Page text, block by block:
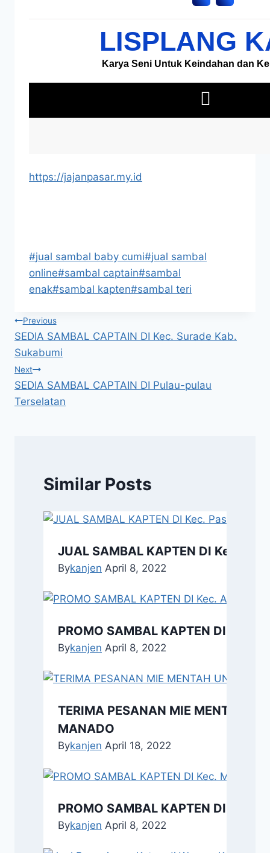
https://jajanpasar.my.id
#jual sambal baby cumi#jual sambal
online#sambal captain#sambal
enak#sambal kapten#sambal teri
Previous
SEDIA SAMBAL CAPTAIN DI Kec. Surade Kab.
Sukabumi
Next
SEDIA SAMBAL CAPTAIN DI Pulau-pulau
Terselatan
Similar Posts
JUAL SAMBAL KAPTEN DI Kec.
Bykanjen April 8, 2022
PROMO SAMBAL KAPTEN DI Kec.
Bykanjen April 8, 2022
TERIMA PESANAN MIE MENTAH
MANADO
Bykanjen April 18, 2022
PROMO SAMBAL KAPTEN DI Kec.
Bykanjen April 8, 2022